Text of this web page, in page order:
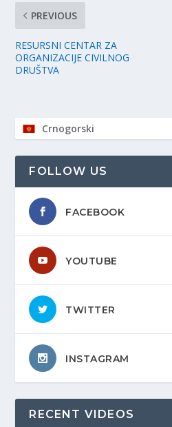
PREVIOUS
RESURSNI CENTAR ZA
ORGANIZACIJE CIVILNOG
DRUŠTVA
Crnogorski
FOLLOW US
FACEBOOK
YOUTUBE
TWITTER
INSTAGRAM
RECENT VIDEOS